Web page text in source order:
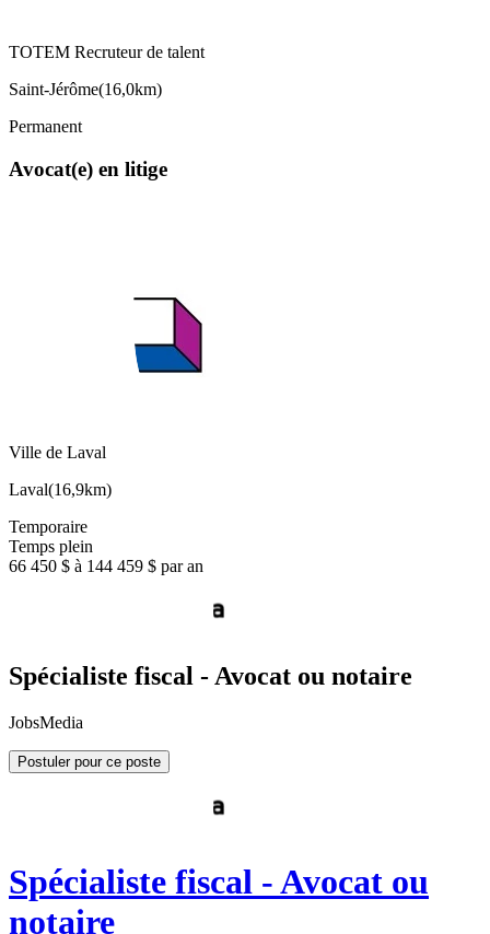
TOTEM Recruteur de talent
Saint-Jérôme(16,0km)
Permanent
Avocat(e) en litige
Ville de Laval
Laval(16,9km)
Temporaire
Temps plein
66 450 $ à 144 459 $ par an
Spécialiste fiscal - Avocat ou notaire
JobsMedia
Postuler pour ce poste
Spécialiste fiscal - Avocat ou
notaire